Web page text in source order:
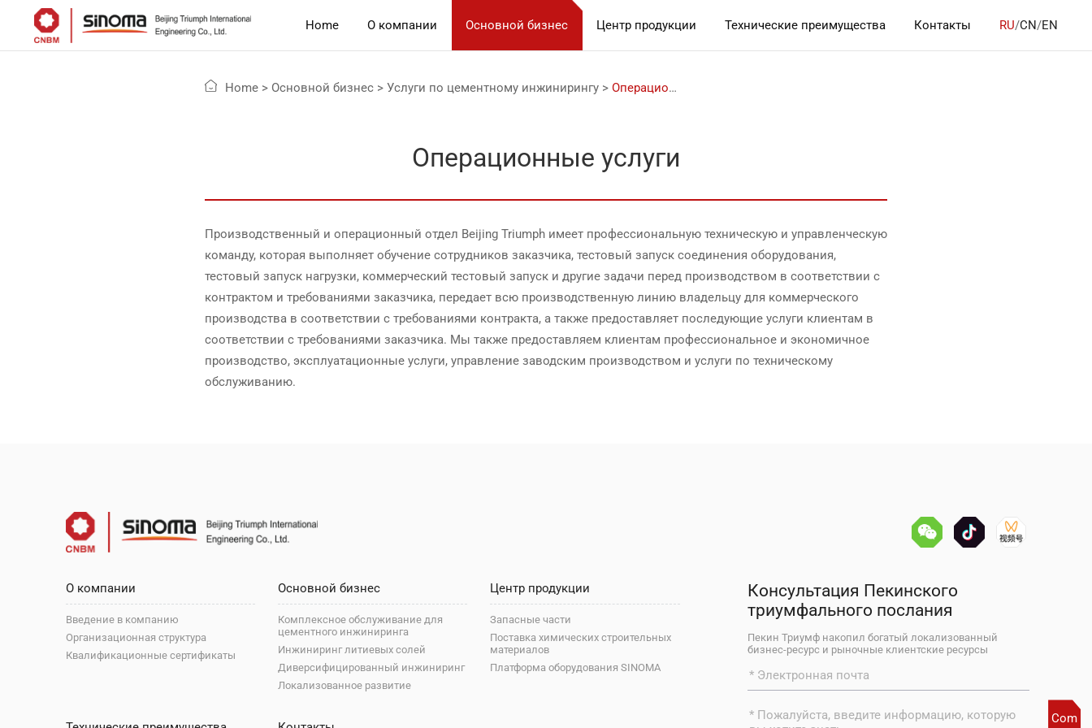
RU/CN/EN
Home О компании Основной бизнес Центр продукции Технические преимущества Контакты
Com
Home > Основной бизнес >Услуги по цементному инжинирингу >Операционные услуги
Операционные услуги
Производственный и операционный отдел Beijing Triumph имеет профессиональную техническую и управленческую
команду, которая выполняет обучение сотрудников заказчика, тестовый запуск соединения оборудования,
тестовый запуск нагрузки, коммерческий тестовый запуск и другие задачи перед производством в соответствии с
контрактом и требованиями заказчика, передает всю производственную линию владельцу для коммерческого
производства в соответствии с требованиями контракта, а также предоставляет последующие услуги клиентам в
соответствии с требованиями заказчика. Мы также предоставляем клиентам профессиональное и экономичное
производство, эксплуатационные услуги, управление заводским производством и услуги по техническому
обслуживанию.
О компании
Введение в компанию
Организационная структура
Квалификационные сертификаты
Основной бизнес
Комплексное обслуживание для
цементного инжиниринга
Инжиниринг литиевых солей
Диверсифицированный инжиниринг
Локализованное развитие
Центр продукции
Запасные части
Поставка химических строительных
материалов
Платформа оборудования SINOMA
Консультация Пекинского
триумфального послания
Пекин Триумф накопил богатый локализованный
бизнес-ресурс и рыночные клиентские ресурсы